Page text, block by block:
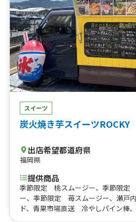
スイーツ
炭火焼き芋スイーツROCKY
出店希望都道府県
福岡県
提供商品
季節限定 桃スムージー、季節限定
ー、季節限定 苺スムージー、瀬戸
ド、青果市場直送 冷やしパイン棒